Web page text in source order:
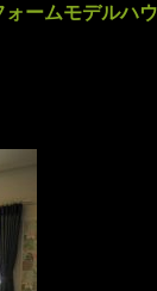
ォームモデルハ